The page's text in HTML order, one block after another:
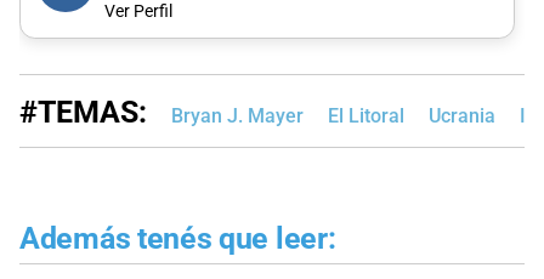
Ver Perfil
#TEMAS: Bryan J. Mayer El Litoral Ucrania
Además tenés que leer: